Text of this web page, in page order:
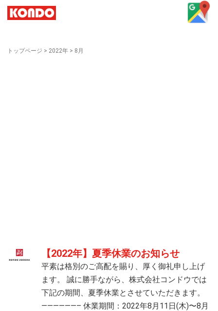
トップページ > 2022年 > 8月
【2022年】夏季休業のお知らせ
平素は格別のご高配を賜り、厚く御礼申し上げ
ます。 誠に勝手ながら、株式会社コンドウでは
下記の期間、夏季休業とさせていただきます。
——————– 休業期間：2022年8月11日(木)〜8月